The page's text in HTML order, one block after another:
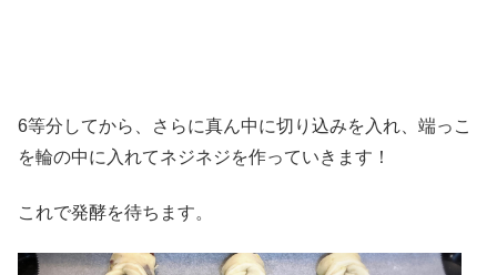
6等分してから、さらに真ん中に切り込みを入れ、端っこ
を輪の中に入れてネジネジを作っていきます！
これで発酵を待ちます。